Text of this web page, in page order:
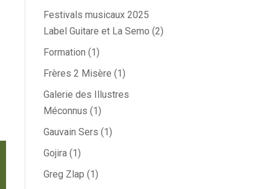
Festivals musicaux 2025
Label Guitare et La Semo (2)
Formation (1)
Frères 2 Misère (1)
Galerie des Illustres
Méconnus (1)
Gauvain Sers (1)
Gojira(1)
Greg Zlap (1)